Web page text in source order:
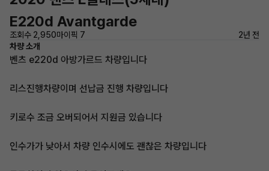
E220d Avantgarde
조회수 2,950마이픽 7
2년 전
차량 소개
벤츠 e220d 아방가르드 차량입니다
리스진행차량이며 선납금 진행 차량입니다
키로수 조금 오버되어서 지원금 있습니다
인수가가 낮아서 차량 인수시에도 괜찮은 차량입니다